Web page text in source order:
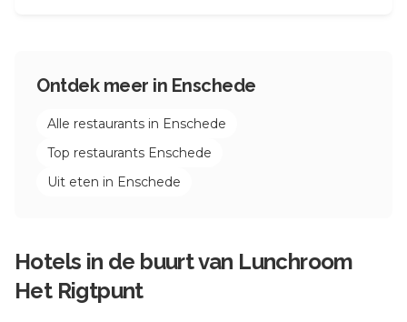
Ontdek meer in Enschede
Alle restaurants in Enschede
Top restaurants Enschede
Uit eten in Enschede
Hotels in de buurt van Lunchroom
Het Rigtpunt